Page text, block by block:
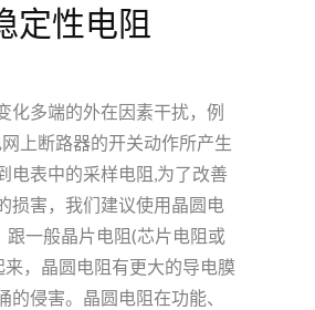
定性电阻
化多端的外在因素干扰，例
上断路器的开关动作所产生
电表中的采样电阻,为了改善
损害，我们建议使用晶圆电
跟一般晶片电阻(芯片电阻或
，晶圆电阻有更大的导电膜
的侵害。晶圆电阻在功能、